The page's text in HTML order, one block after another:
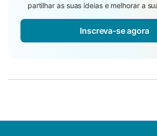
partilhar as suas ideias e melhorar a
Inscreva-se agora